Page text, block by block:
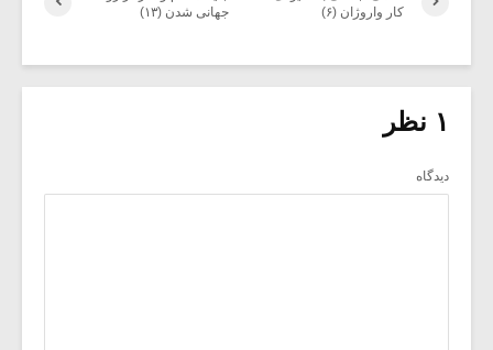
جهانی شدن (۱۳)
کار واروژان (۶)
۱ نظر
دیدگاه